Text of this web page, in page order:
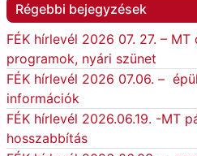
Régebbi bejegyzések
FÉK hírlevél 2026 07. 27. –
programok, nyári szünet
FÉK hírlevél 2026 07.06. –
információk
FÉK hírlevél 2026.06.19. -MT
hosszabbítás